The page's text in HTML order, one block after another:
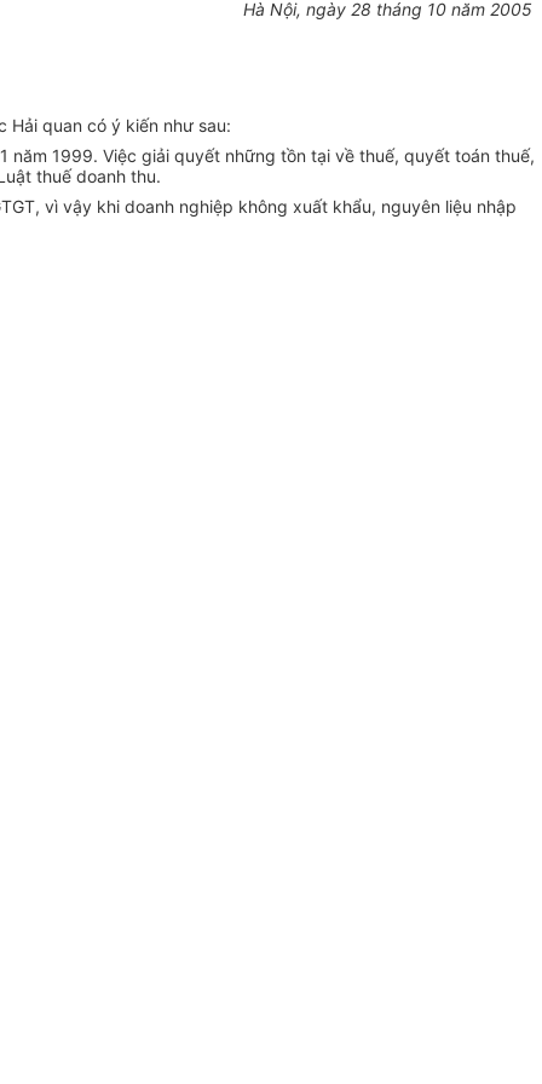
Hà Nội, ngày 28 tháng 10 năm 2005
Hải quan có ý kiến như sau:
1999. Việc giải quyết những tồn tại về thuế, quyết toán thuế,
thuế doanh thu.
vì vậy khi doanh nghiệp không xuất khẩu, nguyên liệu nhập